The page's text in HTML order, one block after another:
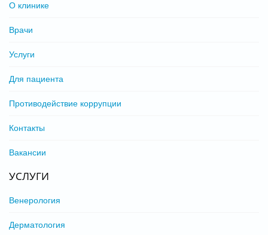
О клинике
Врачи
Услуги
Для пациента
Противодействие коррупции
Контакты
Вакансии
УСЛУГИ
Венерология
Дерматология